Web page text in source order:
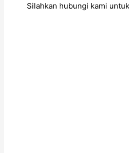
Silahkan hubungi kami